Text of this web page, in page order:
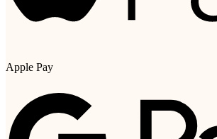
Apple Pay